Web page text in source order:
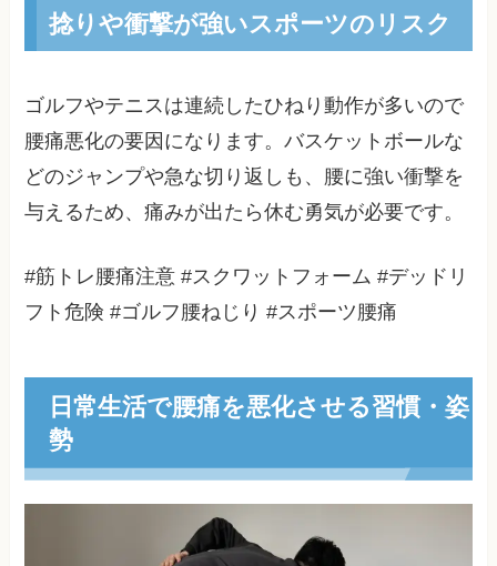
捻りや衝撃が強いスポーツのリスク
ゴルフやテニスは連続したひねり動作が多いので
腰痛悪化の要因になります。バスケットボールな
どのジャンプや急な切り返しも、腰に強い衝撃を
与えるため、痛みが出たら休む勇気が必要です。
#筋トレ腰痛注意 #スクワットフォーム #デッドリ
フト危険 #ゴルフ腰ねじり #スポーツ腰痛
日常生活で腰痛を悪化させる習慣・姿
勢